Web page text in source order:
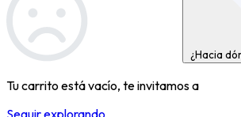
¿Hacia
Tu carrito está vacío, te invitamos a
Seguir explorando